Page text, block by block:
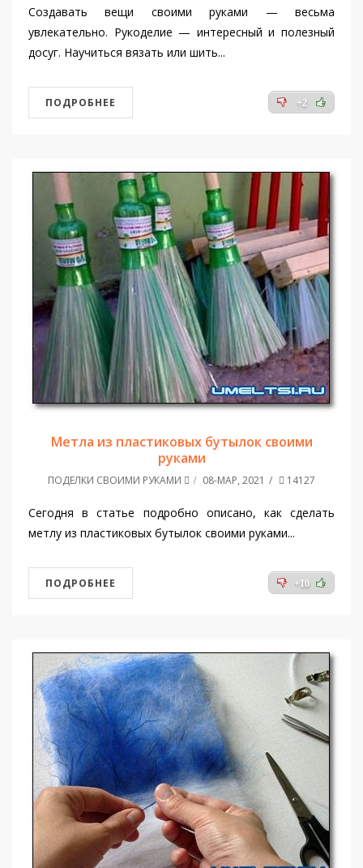
Создавать вещи своими руками — весьма
увлекательно. Рукоделие — интересный и полезный
досуг. Научиться вязать или шить...
+2
ПОДРОБНЕЕ
Метла из пластиковых бутылок своими
руками
ПОДЕЛКИ СВОИМИ РУКАМИ 08-МАР, 2021 14127
Сегодня в статье подробно описано, как сделать
метлу из пластиковых бутылок своими руками...
+10
ПОДРОБНЕЕ